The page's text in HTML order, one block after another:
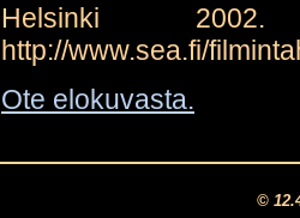
Helsinki 2002.
http://www.sea.fi/
Ote elokuvasta.
©